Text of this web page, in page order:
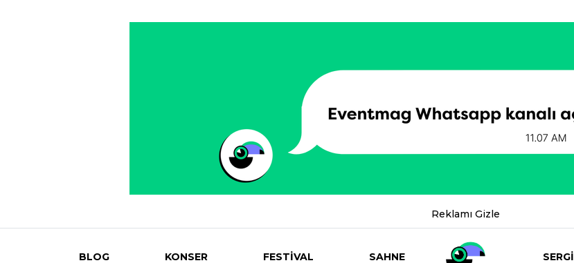
Reklamı Gizle
BLOG KONSER FESTİVAL SAHNE SERGİ